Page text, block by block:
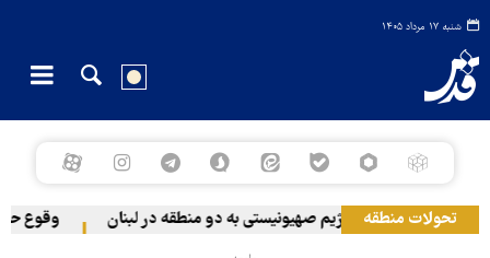
شنبه ۱۷ مرداد ۱۴۰۵
تحولات منطقهحمله رژیم صهیونیستی به دو منطقه در لبنان وقوع